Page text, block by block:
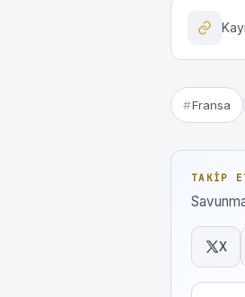
Fransa
TAKIP
X